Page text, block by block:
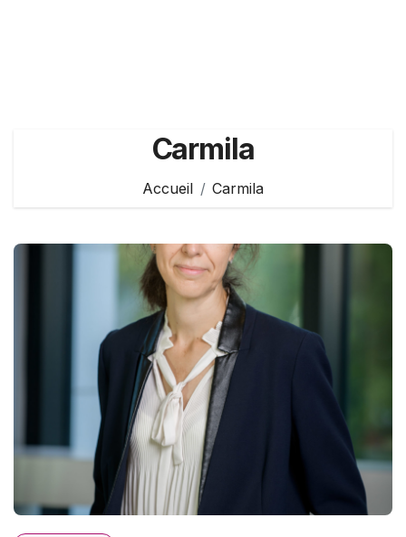
Carmila
Accueil Carmila